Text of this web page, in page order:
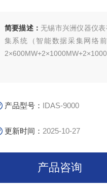
简要描述：无锡市兴洲仪器仪
集系统（智能数据采集网络
产品型号： IDAS-9000
更新时间： 2025-10-27
产品咨询